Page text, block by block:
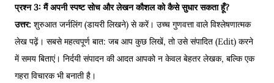
प्रश्न 3: मैं अपनी स्पष्ट सोच और लेखन कौशल को कैसे सुधार सकता हूँ?
उत्तर: शुरुआत जर्नलिंग (डायरी लिखने) से करें। उच्च गुणवत्ता वाले विश्लेषणात्मक
लेख पढ़ें। सबसे महत्वपूर्ण बात: जब आप कुछ लिखें, तो उसे संपादित (Edit) करने
में समय बिताएं। निर्दयी संपादन की आदत आपको न केवल बेहतर लेखक, बल्कि एक
गहरा विचारक भी बनाती है।